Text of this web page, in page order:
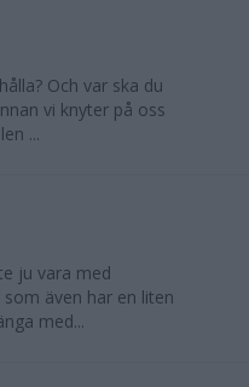
Och var ska du
vi knyter på oss
...
ju vara med
även har en liten
med...